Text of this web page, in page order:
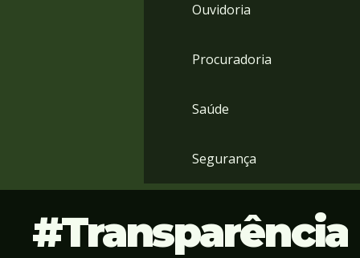
Ouvidoria
Procuradoria
Saúde
Segurança
Transparência